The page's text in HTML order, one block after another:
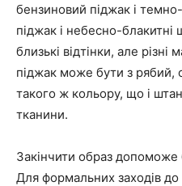
бензиновий піджак і
піджак і небесно-
близькі відтінки, але різні
піджак може бути з рябий,
такого ж кольору, що і
тканини.
Закінчити образ допоможе
Для формальних заходів до